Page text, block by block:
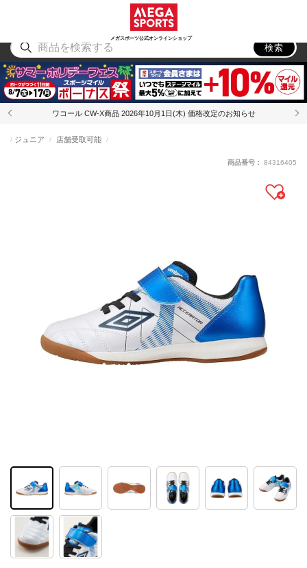
メガスポーツ公式オンラインショップ
アウトドア
検索
ワコール CW-X商品 2026年10月1日(木) 価格改定のお知らせ
ジュニア 店舗受取可能
商品番号： 84316405